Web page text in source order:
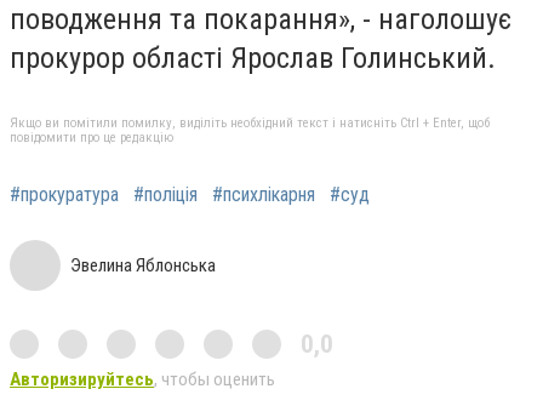
поводження та покарання», - наголошує
прокурор області Ярослав Голинський.
Якщо ви помітили помилку, виділіть необхідний текст і натисніть Ctrl + Enter, щоб
повідомити про це редакцію
#прокуратура #поліція #психлікарня #суд
Эвелина Яблонська
0,0
Авторизируйтесь, чтобы оценить